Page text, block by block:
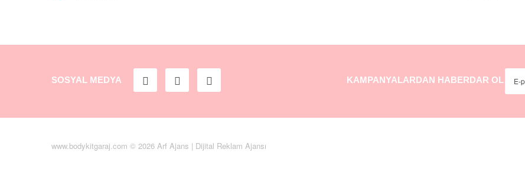
SOSYAL MEDYA KAMPANYALARDAN HABERDAR OL
www.bodykitgaraj.com © 2026 Arf Ajans | Dijital Reklam Ajansı